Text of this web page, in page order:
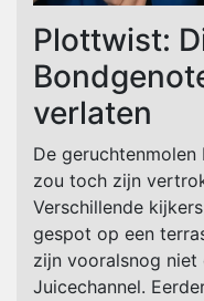
Plottwist:
verlaten
De
zou toch zijn
Verschillende
gespot op een
zijn vooralsnog
Juicechannel.